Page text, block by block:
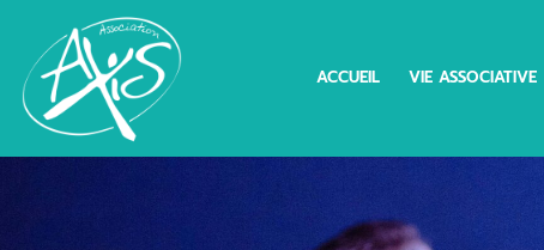
ACCUEIL VIE ASSOCIATIVE